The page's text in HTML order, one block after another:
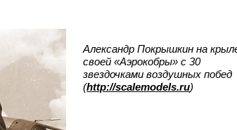
Александр Покрышкин на
своей «Аэрокобры» с 30
звездочками воздушных побед
(http://scalemodels.ru)